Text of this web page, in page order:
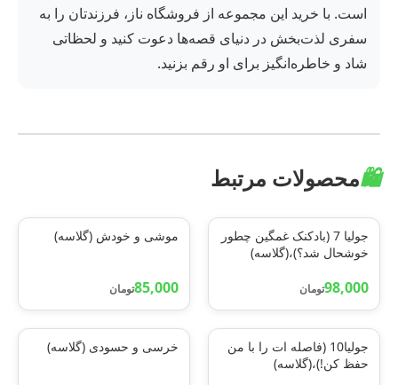
است. با خرید این مجموعه از فروشگاه ناز، فرزندتان را به
سفری لذت‌بخش در دنیای قصه‌ها دعوت کنید و لحظاتی
شاد و خاطره‌انگیز برای او رقم بزنید.
🛍️محصولات مرتبط
جولیا 7 (بادکنک غمگین چطور
خوشحال شد؟)،(گلاسه)
98,000تومان
موشی و خودش (گلاسه)
85,000تومان
جولیا10 (فاصله ات را با من
حفظ کن!)،(گلاسه)
خرسی و حسودی (گلاسه)